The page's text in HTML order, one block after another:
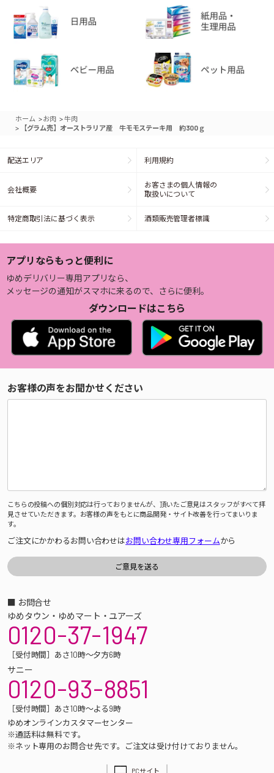
ホーム >お肉 >牛肉
> 【グラム売】オーストラリア産 牛モモステーキ用 約300ｇ
配送エリア 利用規約
会社概要
お客さまの個人情報の
取扱いについて
特定商取引法に基づく表示 酒類販売管理者標識
アプリならもっと便利に
ゆめデリバリー専用アプリなら、
メッセージの通知がスマホに来るので、さらに便利。
ダウンロードはこちら
お客様の声をお聞かせください
こちらの投稿への個別対応は行っておりませんが、頂いたご意見はスタッフがすべて拝
見させていただきます。お客様の声をもとに商品開発・サイト改善を行ってまいりま
す。
ご注文にかかわるお問い合わせはお問い合わせ専用フォームから
■ お問合せ
ゆめタウン・ゆめマート・ユアーズ
0120-37-1947
［受付時間］あさ10時～夕方6時
サニー
0120-93-8851
［受付時間］あさ10時～よる9時
ゆめオンラインカスタマーセンター
※通話料は無料です。
※ネット専用のお問合せ先です。ご注文は受け付けておりません。
PCサイト